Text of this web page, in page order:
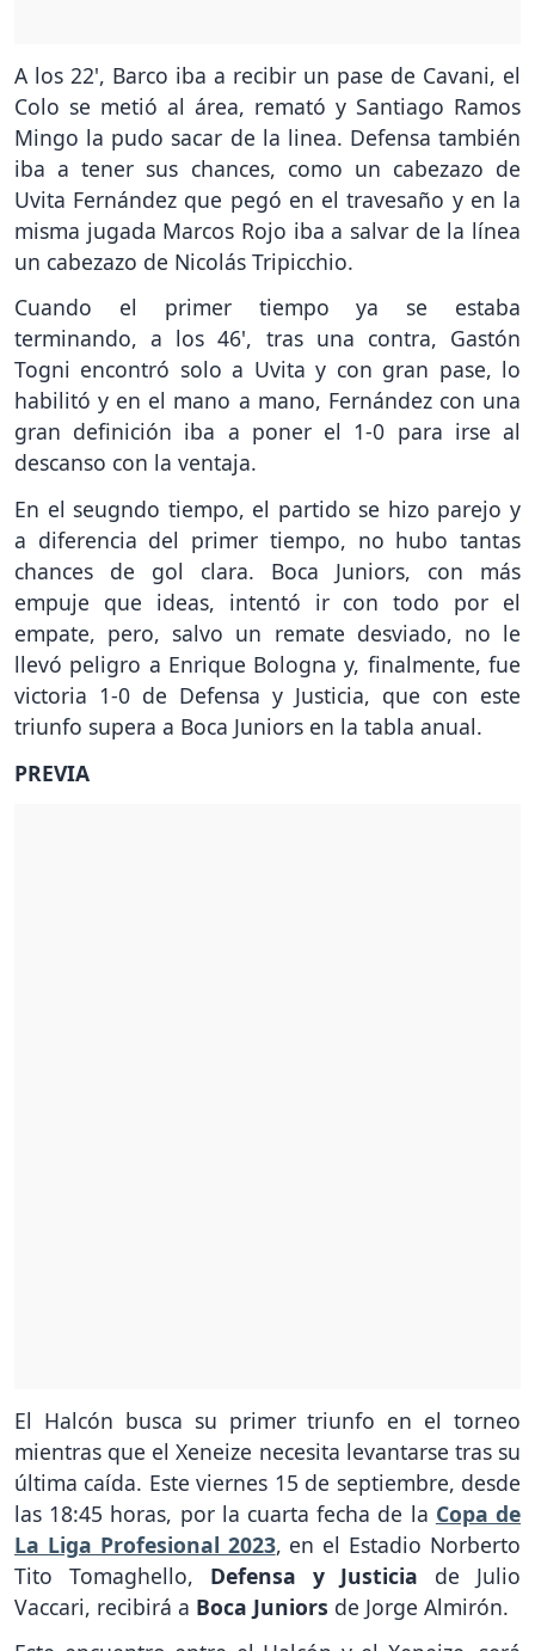
A los 22', Barco iba a recibir un pase de Cavani, el
Colo se metió al área, remató y Santiago Ramos
Mingo la pudo sacar de la linea. Defensa también
iba a tener sus chances, como un cabezazo de
Uvita Fernández que pegó en el travesaño y en la
misma jugada Marcos Rojo iba a salvar de la línea
un cabezazo de Nicolás Tripicchio.
Cuando el primer tiempo ya se estaba
terminando, a los 46', tras una contra, Gastón
Togni encontró solo a Uvita y con gran pase, lo
habilitó y en el mano a mano, Fernández con una
gran definición iba a poner el 1-0 para irse al
descanso con la ventaja.
En el seugndo tiempo, el partido se hizo parejo y
a diferencia del primer tiempo, no hubo tantas
chances de gol clara. Boca Juniors, con más
empuje que ideas, intentó ir con todo por el
empate, pero, salvo un remate desviado, no le
llevó peligro a Enrique Bologna y, finalmente, fue
victoria 1-0 de Defensa y Justicia, que con este
triunfo supera a Boca Juniors en la tabla anual.
PREVIA
El Halcón busca su primer triunfo en el torneo
mientras que el Xeneize necesita levantarse tras su
última caída. Este viernes 15 de septiembre, desde
las 18:45 horas, por la cuarta fecha de la Copa de
La Liga Profesional 2023, en el Estadio Norberto
Tito Tomaghello, Defensa y Justicia de Julio
Vaccari, recibirá a Boca Juniors de Jorge Almirón.